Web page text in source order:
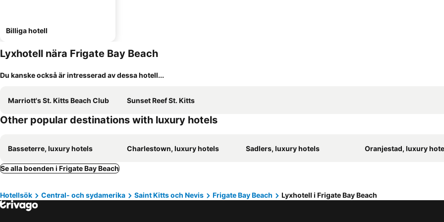
Billiga hotell
Lyxhotell nära Frigate Bay Beach
Du kanske också är intresserad av dessa hotell...
Marriott's St. Kitts Beach Club Sunset Reef St. Kitts
Other popular destinations with luxury hotels
Basseterre, luxury hotels Charlestown, luxury hotels Sadlers, luxury hotels Oranjestad, luxury
Se alla boenden i Frigate Bay Beach
Hotellsök Central- och sydamerika Saint Kitts och Nevis Frigate Bay Beach Lyxhotell i Frigate Bay Beach